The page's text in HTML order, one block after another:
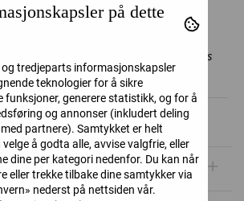
& ink pigment fusion that creates an
sprayed with water. Use with stamps,
surface. Blend using Ink Blending Tools
på dette
og tredjeparts informasjonskapsler
teknologier for å sikre
funksjoner, generere statistikk, og for å
og annonser (inkludert deling
partnere). Samtykket er helt
å godta alle, avvise valgfrie, eller
dine per kategori nedenfor. Du kan når
eller trekke tilbake dine samtykker via
nederst på nettsiden vår.